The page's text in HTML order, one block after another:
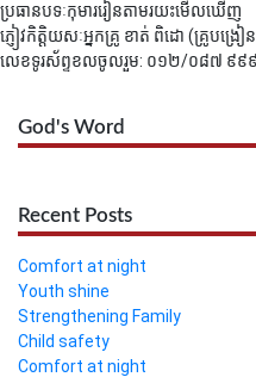
ប្រធានបទៈកុមាររៀនតាមរយះមើលឃើញ
ភ្ញៀវកិត្តិយសៈអ្នកគ្រូ ខាត់​​​ ពិដោ (គ្រូបង្រៀ
លេខទូរស័ព្ទខលចូលរួម: ០១២/០៨៧ ៩៩
God's Word
Recent Posts
Comfort at night
Youth shine
Strengthening Family
Child safety
Comfort at night